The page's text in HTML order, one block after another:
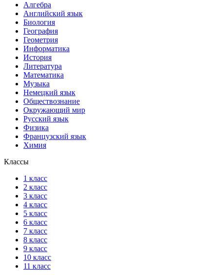
Алгебра
Английский язык
Биология
География
Геометрия
Информатика
История
Литература
Математика
Музыка
Немецкий язык
Обществознание
Окружающий мир
Русский язык
Физика
Французский язык
Химия
Классы
1 класс
2 класс
3 класс
4 класс
5 класс
6 класс
7 класс
8 класс
9 класс
10 класс
11 класс